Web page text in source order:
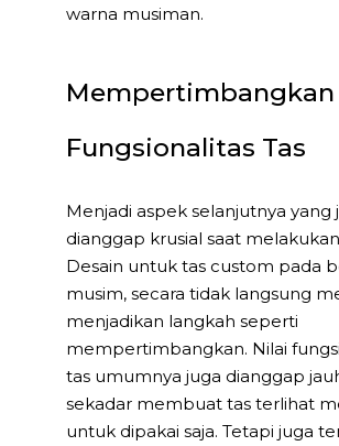
warna musiman.
Mempertimbangkan
Fungsionalitas Tas
Menjadi aspek selanjutnya yang
dianggap krusial saat
Desain untuk tas custom pada
musim, secara tidak langsung
menjadikan langkah seperti
mempertimbangkan. Nilai
tas umumnya juga dianggap
sekadar membuat tas terlihat
untuk dipakai saja. Tetapi juga